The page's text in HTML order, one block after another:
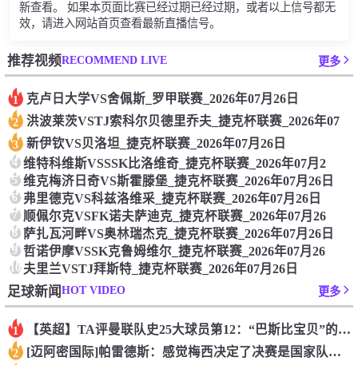
新查看。 如果本页面比赛已经过期已经过期，或者以上信号都无
效，请进入网站首页查看最新直播信号。
推荐视频RECOMMEND LIVE 更多
1 克卢日大学VS舍佩斯_罗甲联赛_2026年07月26日
2 洪波莱茨VSTJ索科尔贝德里乔夫_捷克杯联赛_2026年07
3 新伊钦VS贝洛坦_捷克杯联赛_2026年07月26日
4 维特科维斯VSSSK比洛维奇_捷克杯联赛_2026年07月2
5 维克梅济日奇VS斯霍滕堡_捷克杯联赛_2026年07月26日
6 弗里德克VS科兹洛维采_捷克杯联赛_2026年07月26日
7 顺佩尔克VSFK诺夫萨迪克_捷克杯联赛_2026年07月26
8 萨扎瓦河畔VS奥林瑞杰克_捷克杯联赛_2026年07月26日
9 哲诺伊摩VSSK克鲁姆维尔_捷克杯联赛_2026年07月26
10 夫里兰VSTJ拜斯特_捷克杯联赛_2026年07月26日
足球新闻HOT VIDEO 更多
1 【英超】TA评曼联队史25大球员第12：“巴斯比宝贝”的绝佳
2 [迈阿密国际]帕雷德斯：感觉梅西决定了决赛是国家队最后一战，